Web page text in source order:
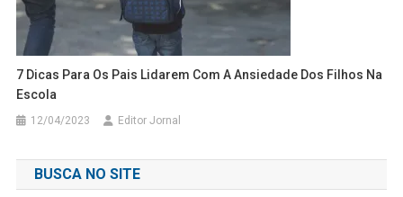
7 Dicas Para Os Pais Lidarem Com A Ansiedade Dos Filhos Na
Escola
12/04/2023 Editor Jornal
BUSCA NO SITE